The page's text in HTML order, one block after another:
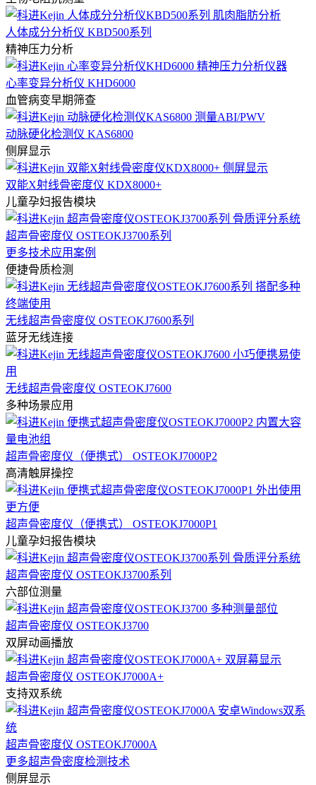
人体成分分析仪 KBD500系列
精神压力分析
心率变异分析仪 KHD6000
血管病变早期筛查
动脉硬化检测仪 KAS6800
侧屏显示
双能X射线骨密度仪 KDX8000+
儿童孕妇报告模块
超声骨密度仪 OSTEOKJ3700系列
更多技术应用案例
便捷骨质检测
无线超声骨密度仪 OSTEOKJ7600系列
蓝牙无线连接
无线超声骨密度仪 OSTEOKJ7600
多种场景应用
超声骨密度仪（便携式） OSTEOKJ7000P2
高清触屏操控
超声骨密度仪（便携式） OSTEOKJ7000P1
儿童孕妇报告模块
超声骨密度仪 OSTEOKJ3700系列
六部位测量
超声骨密度仪 OSTEOKJ3700
双屏动画播放
超声骨密度仪 OSTEOKJ7000A+
支持双系统
超声骨密度仪 OSTEOKJ7000A
更多超声骨密度检测技术
侧屏显示